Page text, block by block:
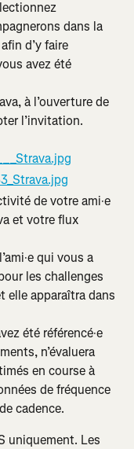
dans la
d’y faire
avez été
à l’ouverture de
l’invitation.
de votre ami·e
et votre flux
qui vous a
les challenges
elle apparaîtra dans
été référencé·e
n’évaluera
en course à
de fréquence
cadence.
uniquement. Les